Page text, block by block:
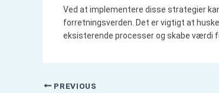
Ved at implementere disse strategier
forretningsverden. Det er vigtigt at
eksisterende processer og skabe værdi
PREVIOUS